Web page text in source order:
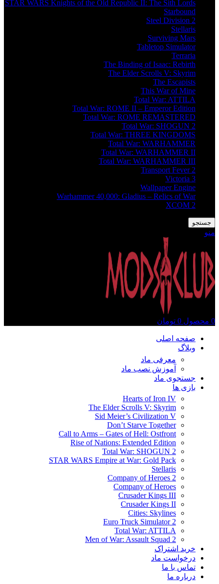
STAR WARS Knights of the Old Republic II: The Sith Lords
Starbound
Steel Division 2
Stellaris
Surviving Mars
Tabletop Simulator
Terraria
The Binding of Isaac: Rebirth
The Elder Scrolls V: Skyrim
The Escapists
This War of Mine
Total War: ATTILA
Total War: ROME II – Emperor Edition
Total War: ROME REMASTERED
Total War: SHOGUN 2
Total War: THREE KINGDOMS
Total War: WARHAMMER
Total War: WARHAMMER II
Total War: WARHAMMER III
Transport Fever 2
Victoria 3
Wallpaper Engine
Warhammer 40,000: Gladius – Relics of War
XCOM 2
جستجو
منو
0 محصول 0 تومان
صفحه اصلی
وبلاگ
معرفی ماد
آموزش نصب ماد
جستجوی ماد
بازی ها
Hearts of Iron IV
The Elder Scrolls V: Skyrim
Sid Meier’s Civilization V
Don’t Starve Together
Call to Arms – Gates of Hell: Ostfront
Rise of Nations: Extended Edition
Total War: SHOGUN 2
STAR WARS Empire at War: Gold Pack
Stellaris
Company of Heroes 2
Company of Heroes
Crusader Kings III
Crusader Kings II
Cities: Skylines
Euro Truck Simulator 2
Total War: ATTILA
Men of War: Assault Squad 2
خرید اشتراک
درخواست ماد
تماس با ما
درباره ما